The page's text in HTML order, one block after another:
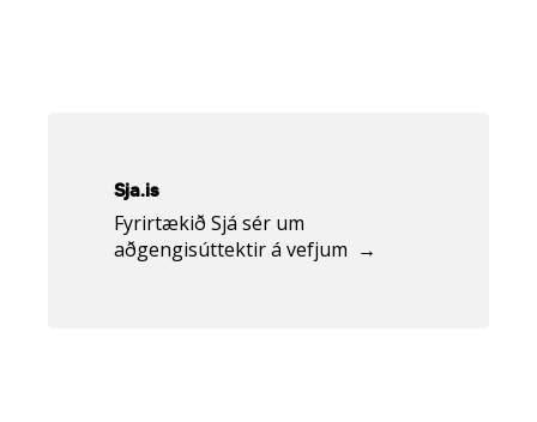
Sja.is
Fyrirtækið Sjá sér um
aðgengisúttektir á vefjum →